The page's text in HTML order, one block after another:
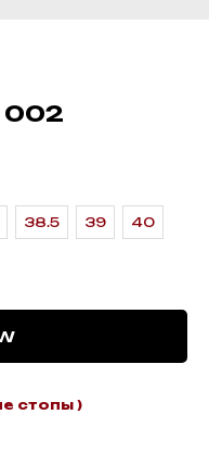
002
38.5 39 40
стопы )